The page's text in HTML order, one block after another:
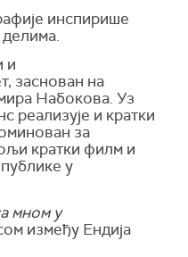
инспирише
делима.
и
заснован на
Набокова. Уз
реализује и кратки
за
кратки филм и
у
мном у
између Ендија